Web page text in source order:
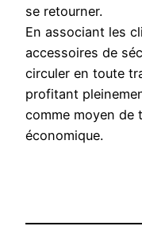
se retourner.
En associant les
accessoires de
circuler en toute
profitant
comme moyen de
économique.